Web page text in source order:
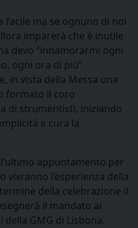
facile ma se ognuno di noi
imparerà che è inutile
devo “innamorarmi ogni
ogni ora di più”
in vista della Messa una
formato il coro
di strumentisti, iniziando
e cura la
appuntamento per
vivranno l’esperienza della
della celebrazione il
il mandato ai
GMG di Lisbona.